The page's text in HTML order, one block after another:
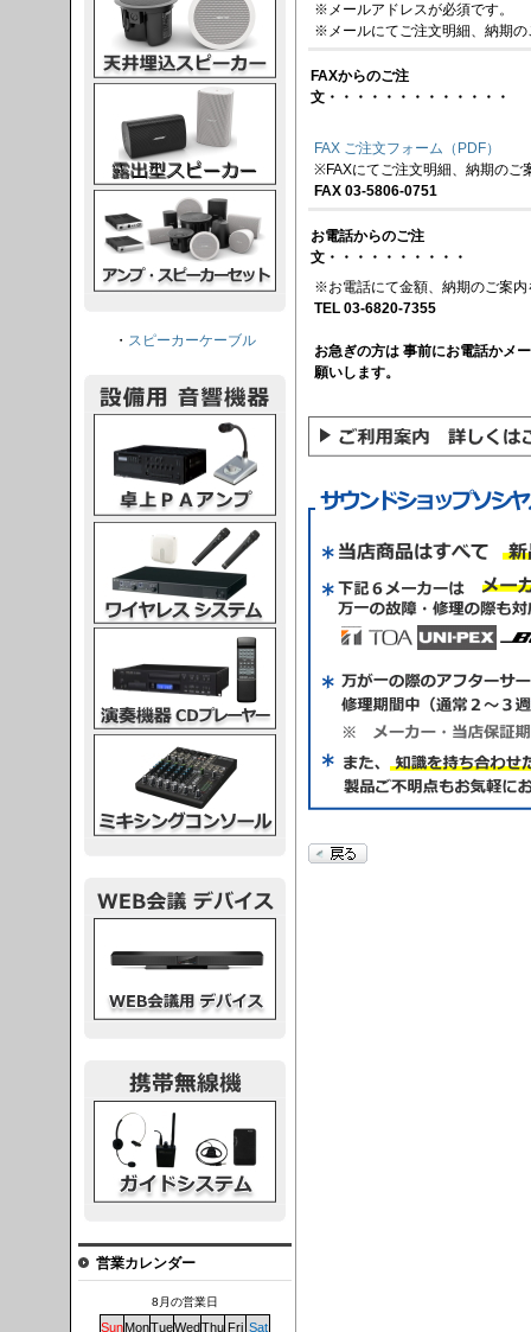
※メールアドレスが必須です。
※メールにてご注文明細、納期
FAXからのご注
文・・・・・・・・・・・・・
FAX ご注文フォーム（PDF）
※FAXにてご注文明細、納期のご
FAX 03-5806-0751
お電話からのご注
文・・・・・・・・・・
※お電話にて金額、納期のご案内
TEL 03-6820-7355
お急ぎの方は 事前にお電話かメ
願いします。
・ スピーカーケーブル
営業カレンダー
8月の営業日
SunMonTueWedThu Fri Sat